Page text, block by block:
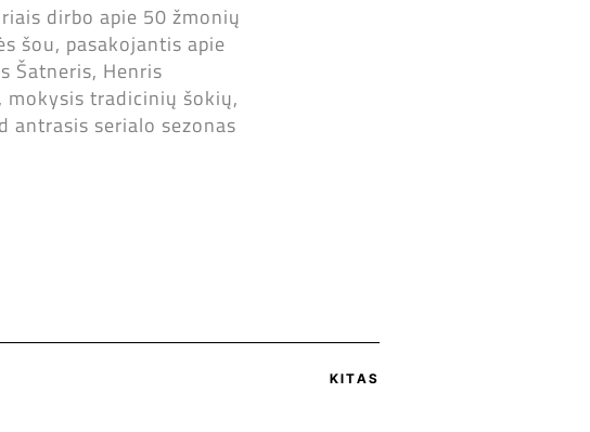
dirbo apie 50 žmonių
šou, pasakojantis apie
Šatneris, Henris
mokysis tradicinių šokių,
antrasis serialo sezonas
KITAS